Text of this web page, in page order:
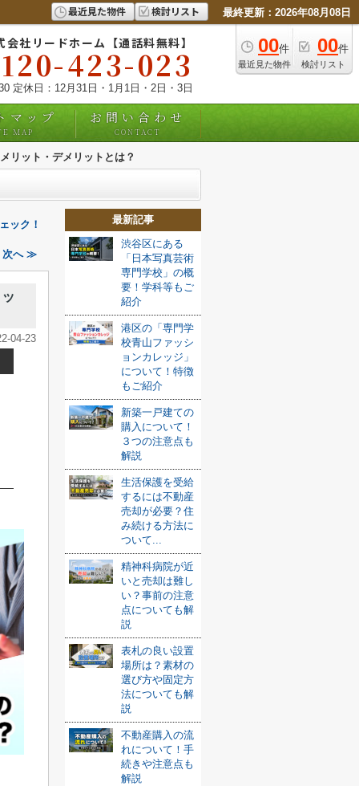
最近見た物件 検討リスト 最終更新：2026年08月08日
00件
最近見た物件
00件
検討リスト
会社リードホーム【通話料無料】
423-023
定休日：12月31日・1月1日・2日・3日
マップ
MAP
お問い合わせ
CONTACT
リット・デメリットとは？
ック！
次へ ≫
04-23
最新記事
渋谷区にある
「日本写真芸術
専門学校」の概
要！学科等もご
紹介
港区の「専門学
校青山ファッシ
ョンカレッジ」
について！特徴
もご紹介
新築一戸建ての
購入について！
３つの注意点も
解説
生活保護を受給
するには不動産
売却が必要？住
み続ける方法に
ついて...
精神科病院が近
いと売却は難し
い？事前の注意
点についても解
説
表札の良い設置
場所は？素材の
選び方や固定方
法についても解
説
不動産購入の流
れについて！手
続きや注意点も
解説